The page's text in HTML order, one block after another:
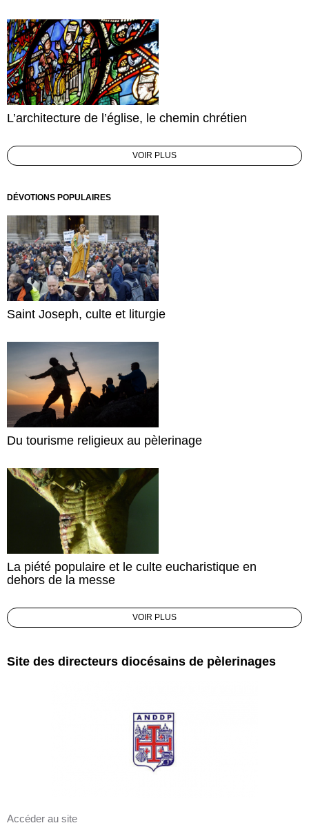
L’architecture de l’église, le chemin chrétien
VOIR PLUS
DÉVOTIONS POPULAIRES
Saint Joseph, culte et liturgie
Du tourisme religieux au pèlerinage
La piété populaire et le culte eucharistique en
dehors de la messe
VOIR PLUS
Site des directeurs diocésains de pèlerinages
Accéder au site